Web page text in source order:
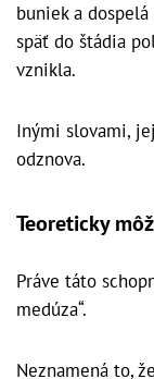
buniek a
späť do štádia
vznikla.
Inými slovami,
odznova.
Teoreticky
Práve táto
medúza“.
Neznamená to,